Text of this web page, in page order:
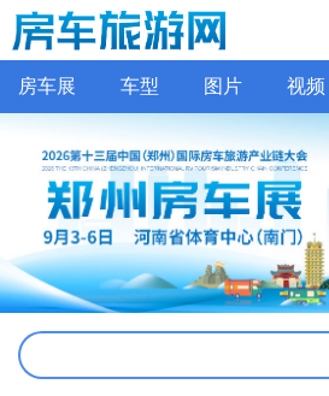
房车展 车型 图片 视频